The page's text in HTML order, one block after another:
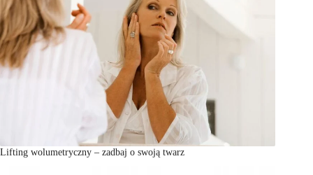
Lifting wolumetryczny – zadbaj o swoją twarz